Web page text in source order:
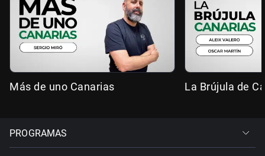
Más de uno Canarias La Brújula de
PROGRAMAS